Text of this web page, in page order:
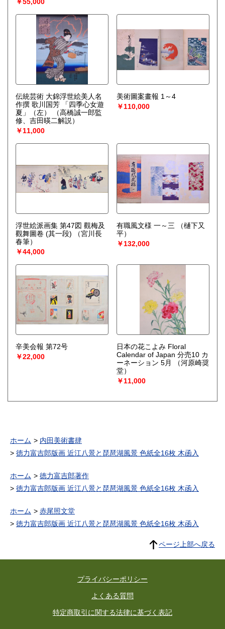
伝統芸術 大錦浮世絵美人名
作撰 歌川国芳 「四季心女遊
夏」（左）
（高橋誠一郎監
修、吉田暎二解説）
￥11,000
美術圖案畫報 1～4
￥110,000
浮世絵派画集 第47図 觀梅及
觀舞圖卷 (其一段)
（宮川長
春筆）
￥44,000
有職風文様 一～三
（樋下又
平）
￥132,000
辛美会報 第72号
￥22,000
日本の花こよみ Floral
Calendar of Japan 分売10 カ
ーネーション 5月
（河原崎奨
堂）
￥11,000
ホーム
内田美術書肆
徳力富吉郎版画 近江八景と琵琶湖風景 色紙全16枚 木函入
ホーム
徳力富吉郎著作
徳力富吉郎版画 近江八景と琵琶湖風景 色紙全16枚 木函入
ホーム
赤尾照文堂
徳力富吉郎版画 近江八景と琵琶湖風景 色紙全16枚 木函入
ページ上部へ戻る
プライバシーポリシー
よくある質問
特定商取引に関する法律に基づく表記